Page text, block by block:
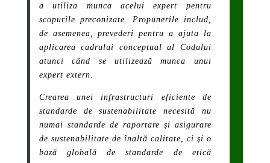
a utiliza munca acelui expert pentru
scopurile preconizate. Propunerile includ,
de asemenea, prevederi pentru a ajuta la
aplicarea cadrului conceptual al Codului
atunci când se utilizează munca unui
expert extern.
Crearea unei infrastructuri eficiente de
standarde de sustenabilitate necesită nu
numai standarde de raportare și asigurare
de sustenabilitate de înaltă calitate, ci și o
bază globală de standarde de etică